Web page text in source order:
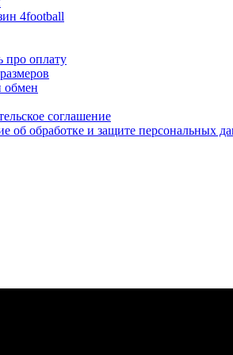
4football
про оплату
обмен
соглашение
об обработке и защите персональных